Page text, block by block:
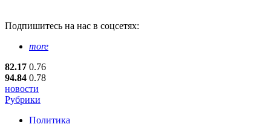
Подпишитесь на нас в соцсетях:
more
82.17 0.76
94.84 0.78
новости
Рубрики
Политика